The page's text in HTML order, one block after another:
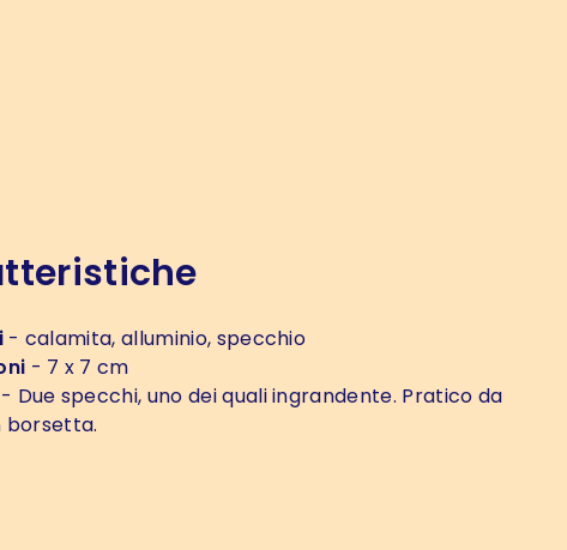
- calamita, alluminio, specchio
- 7 x 7 cm
- Due specchi, uno dei quali ingrandente. Pratico da
borsetta.